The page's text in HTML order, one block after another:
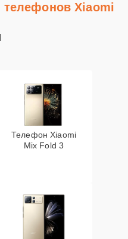
телефонов Xiaomi
Телефон Xiaomi
Mix Fold 3